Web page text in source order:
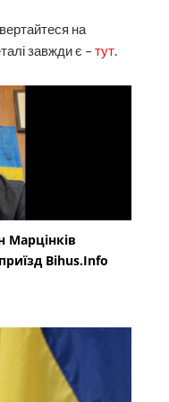
на
завжди є –тут.
Марцінків
Bihus.Info